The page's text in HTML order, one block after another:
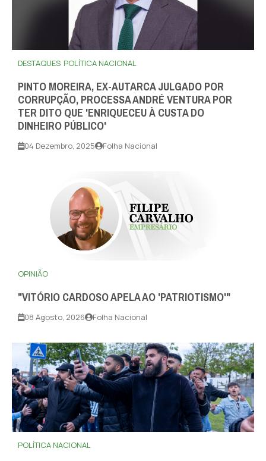
DESTAQUES POLÍTICA NACIONAL
PINTO MOREIRA, EX-AUTARCA JULGADO POR
CORRUPÇÃO, PROCESSA ANDRÉ VENTURA POR
TER DITO QUE 'ENRIQUECEU À CUSTA DO
DINHEIRO PÚBLICO'
04 Dezembro, 2025 Folha Nacional
OPINIÃO
"VITÓRIO CARDOSO APELA AO 'PATRIOTISMO'"
08 Agosto, 2026 Folha Nacional
POLÍTICA NACIONAL